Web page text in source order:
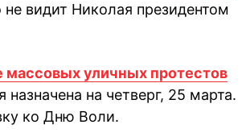
видит Николая президентом
массовых уличных протестов
назначена на четверг, 25 марта.
ко Дню Воли.